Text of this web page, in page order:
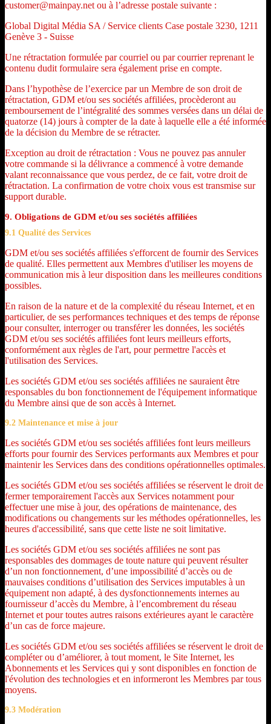
customer@mainpay.net ou à l’adresse postale suivante :
Global Digital Média SA / Service clients Case postale 3230, 1211
Genève 3 - Suisse
Une rétractation formulée par courriel ou par courrier reprenant le
contenu dudit formulaire sera également prise en compte.
Dans l’hypothèse de l’exercice par un Membre de son droit de
rétractation, GDM et/ou ses sociétés affiliées, procèderont au
remboursement de l’intégralité des sommes versées dans un délai de
quatorze (14) jours à compter de la date à laquelle elle a été informée
de la décision du Membre de se rétracter.
Exception au droit de rétractation : Vous ne pouvez pas annuler
votre commande si la délivrance a commencé à votre demande
valant reconnaissance que vous perdez, de ce fait, votre droit de
rétractation. La confirmation de votre choix vous est transmise sur
support durable.
9. Obligations de GDM et/ou ses sociétés affiliées
9.1 Qualité des Services
GDM et/ou ses sociétés affiliées s'efforcent de fournir des Services
de qualité. Elles permettent aux Membres d'utiliser les moyens de
communication mis à leur disposition dans les meilleures conditions
possibles.
En raison de la nature et de la complexité du réseau Internet, et en
particulier, de ses performances techniques et des temps de réponse
pour consulter, interroger ou transférer les données, les sociétés
GDM et/ou ses sociétés affiliées font leurs meilleurs efforts,
conformément aux règles de l'art, pour permettre l'accès et
l'utilisation des Services.
Les sociétés GDM et/ou ses sociétés affiliées ne sauraient être
responsables du bon fonctionnement de l'équipement informatique
du Membre ainsi que de son accès à Internet.
9.2 Maintenance et mise à jour
Les sociétés GDM et/ou ses sociétés affiliées font leurs meilleurs
efforts pour fournir des Services performants aux Membres et pour
maintenir les Services dans des conditions opérationnelles optimales.
Les sociétés GDM et/ou ses sociétés affiliées se réservent le droit de
fermer temporairement l'accès aux Services notamment pour
effectuer une mise à jour, des opérations de maintenance, des
modifications ou changements sur les méthodes opérationnelles, les
heures d'accessibilité, sans que cette liste ne soit limitative.
Les sociétés GDM et/ou ses sociétés affiliées ne sont pas
responsables des dommages de toute nature qui peuvent résulter
d’un non fonctionnement, d’une impossibilité d’accès ou de
mauvaises conditions d’utilisation des Services imputables à un
équipement non adapté, à des dysfonctionnements internes au
fournisseur d’accès du Membre, à l’encombrement du réseau
Internet et pour toutes autres raisons extérieures ayant le caractère
d’un cas de force majeure.
Les sociétés GDM et/ou ses sociétés affiliées se réservent le droit de
compléter ou d’améliorer, à tout moment, le Site Internet, les
Abonnements et les Services qui y sont disponibles en fonction de
l'évolution des technologies et en informeront les Membres par tous
moyens.
9.3 Modération